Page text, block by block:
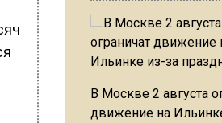
В Москве 2 августа
движение на